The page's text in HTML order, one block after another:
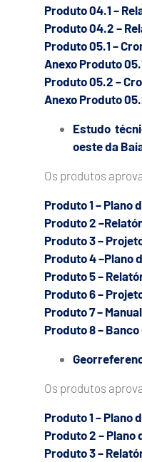
Produto 04.1 –
Produto 04.2 –
Produto 05.1 –
Anexo Produto
Produto 05.2 –
Anexo Produto
Estudo
oeste da
Os produtos
Produto 1 – Plano
Produto 2
Produto 3 –
Produto 4 –Plano
Produto 5 –
Produto 6 –
Produto 7 –
Produto 8 –
Os produtos
Produto 1 – Plano
Produto 2 – Plano
Produto 3 –